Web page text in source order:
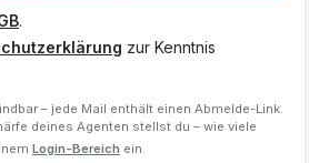
.
zur Kenntnis
– jede Mail enthält einen Abmelde-Link.
deines Agenten stellst du – wie viele
Login-Bereich ein.